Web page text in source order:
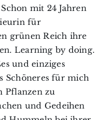
mit 24 Jahren
für
grünen Reich ihre
Learning by doing.
und einziges
Schöneres für mich
Pflanzen zu
und Gedeihen